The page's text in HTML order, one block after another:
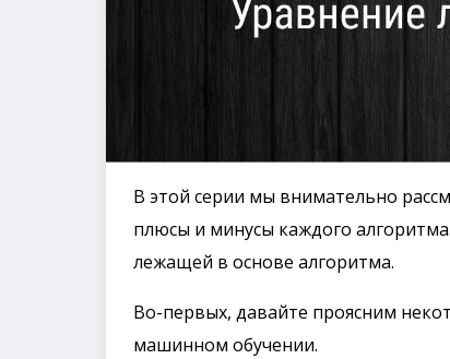
В этой серии мы внимательно
плюсы и минусы каждого
лежащей в основе алгоритма.
Во-первых, давайте проясним
машинном обучении.